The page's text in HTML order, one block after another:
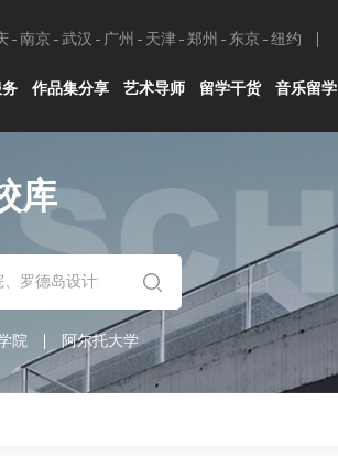
南京 武汉 广州 天津 郑州 东京 纽约
作品集分享 艺术导师 留学干货 音乐留学
库
院 阿尔托大学